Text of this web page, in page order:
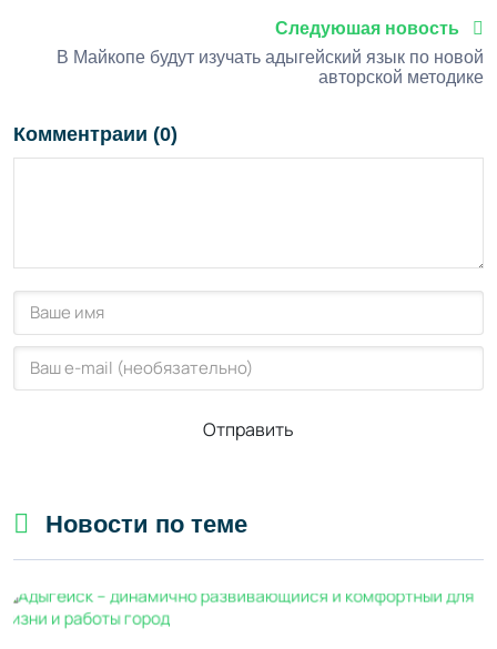
Следуюшая новость
В Майкопе будут изучать адыгейский язык по новой
авторской методике
Комментраии (0)
Отправить
Новости по теме